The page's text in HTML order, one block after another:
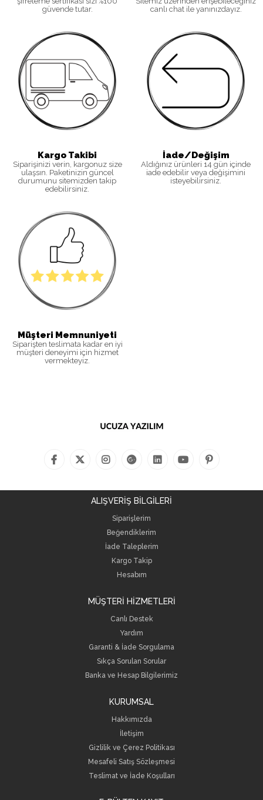
güvende tutar.
canlı chat ile yanınızdayız.
Kargo Takibi
Siparişinizi verin, kargonuz size
ulaşsın. Paketinizin güncel
durumunu sitemizden takip
edebilirsiniz.
İade/Değişim
Aldığınız ürünleri 14 gün içinde
iade edebilir veya değişimini
isteyebilirsiniz.
Müşteri Memnuniyeti
Siparişten teslimata kadar en iyi
müşteri deneyimi için hizmet
vermekteyiz.
ALIŞVERİŞ BİLGİLERİ
Siparişlerim
Beğendiklerim
İade Taleplerim
Kargo Takip
Hesabım
MÜŞTERİ HİZMETLERİ
Canlı Destek
Yardım
Garanti & İade Sorgulama
Sıkça Sorulan Sorular
Banka ve Hesap Bilgilerimiz
KURUMSAL
Hakkımızda
İletişim
Gizlilik ve Çerez Politikası
Mesafeli Satış Sözleşmesi
Teslimat ve İade Koşulları